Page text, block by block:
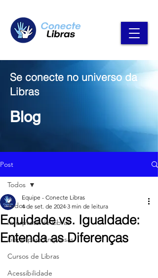
Se conecte no universo da
Libras
Blog
Post
Todos
Intérprete de Libras
Libras para Empresas
Cursos de Libras
Acessibilidade
Todos
Equidade vs. Igualdade:
Entenda as Diferenças
Equipe - Conecte Libras
4 de set. de 2024 3 min de leitura